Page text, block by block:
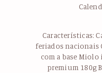
Características:
feriados nacionais
com a base
premium 180g